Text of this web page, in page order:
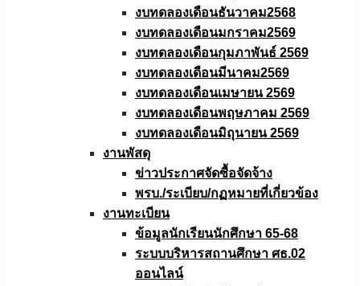
งบทดลองเดือนธันวาคม2568
งบทดลองเดือนมกราคม2569
งบทดลองเดือนกุมภาพันธ์ 2569
งบทดลองเดือนมีนาคม2569
งบทดลองเดือนเมษายน 2569
งบทดลองเดือนพฤษภาคม 2569
งบทดลองเดือนมิถุนายน 2569
งานพัสดุ
ข่าวประกาศจัดซื้อจัดจ้าง
พรบ./ระเบียบ/กฏหมายที่เกี่ยวข้อง
งานทะเบียน
ข้อมูลนักเรียนนักศึกษา 65-68
ระบบบริหารสถานศึกษา ศธ.02
ออนไลน์